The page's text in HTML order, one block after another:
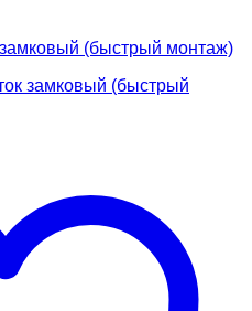
(быстрый монтаж)